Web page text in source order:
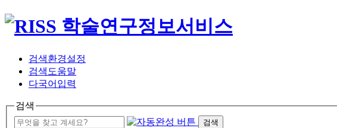
검색환경설정
검색도움말
다국어입력
검색
검색